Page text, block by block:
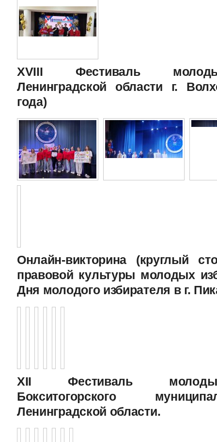
XVIII Фестиваль
Ленинградской области г.
года)
Онлайн-викторина (круглый
правовой культуры молодых
Дня молодого избирателя в г.
XII Фестиваль
Бокситогорского
Ленинградской области.